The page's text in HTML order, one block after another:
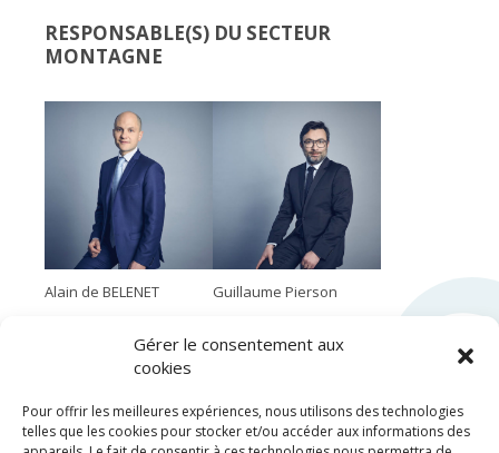
Gérer le consentement aux
cookies
Pour offrir les meilleures expériences, nous utilisons des technologies
telles que les cookies pour stocker et/ou accéder aux informations des
RESPONSABLE(S) DU SECTEUR
MONTAGNE
Alain de BELENET Guillaume Pierson